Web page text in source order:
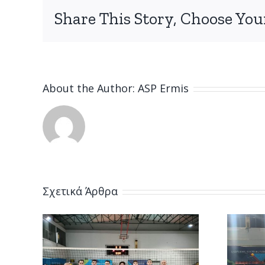
Share This Story, Choose
About the Author: ASP Ermis
Σχετικά Άρθρα